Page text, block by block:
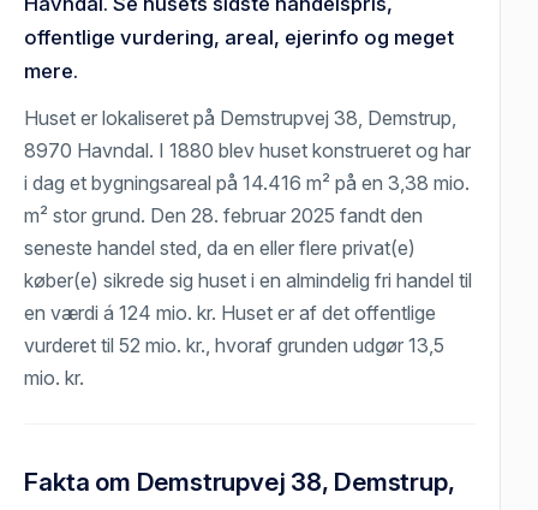
offentlige vurdering, areal, ejerinfo og meget
mere.
Huset er lokaliseret på Demstrupvej 38, Demstrup,
8970 Havndal. I 1880 blev huset konstrueret og har
i dag et bygningsareal på 14.416 m² på en 3,38 mio.
m² stor grund. Den 28. februar 2025 fandt den
seneste handel sted, da en eller flere privat(e)
køber(e) sikrede sig huset i en almindelig fri handel til
en værdi á 124 mio. kr. Huset er af det offentlige
vurderet til 52 mio. kr., hvoraf grunden udgør 13,5
mio. kr.
Fakta om Demstrupvej 38, Demstrup,